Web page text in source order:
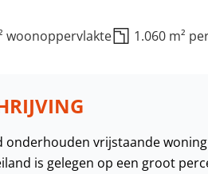
woonoppervlakte 1.060 m²
onderhouden vrijstaande
is gelegen op een groot